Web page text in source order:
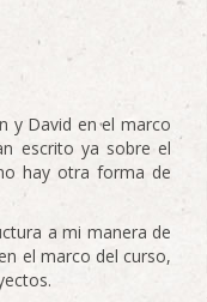
y David en el marco
escrito ya sobre el
hay otra forma de
a mi manera de
el marco del curso,